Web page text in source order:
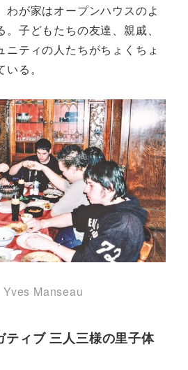
わが家はオープンハウスのよ
子どもたちの友達、親戚、
ニティの人たちがちょくちょ
る。
Manseau
ティブ 三人三様の里子体